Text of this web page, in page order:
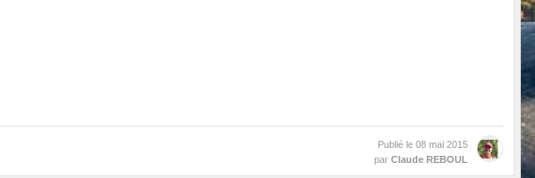
Publié le 08 mai 2015
par Claude REBOUL